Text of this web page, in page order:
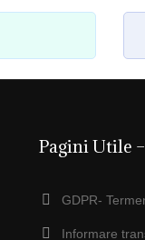
Pagini Utile
GDPR-
Informare